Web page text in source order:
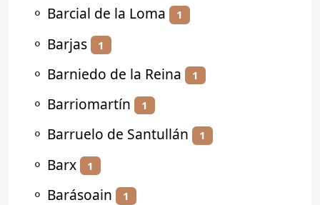
⚬ Barcial de la Loma 1
⚬ Barjas 1
⚬ Barniedo de la Reina 1
⚬ Barriomartín 1
⚬ Barruelo de Santullán 1
⚬ Barx 1
⚬ Barásoain 1